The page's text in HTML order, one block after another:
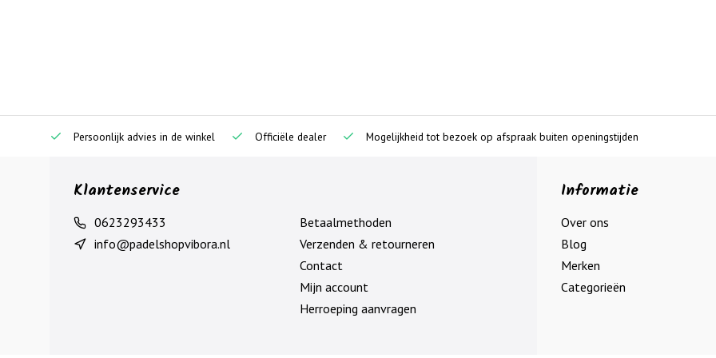
Persoonlijk advies in de winkel Officiële dealer Mogelijkheid tot bezoek op afspraak buiten openingstijden
Klantenservice
0623293433
info@padelshopvibora.nl
Betaalmethoden
Verzenden & retourneren
Contact
Mijn account
Herroeping aanvragen
Informatie
Over ons
Blog
Merken
Categorieën